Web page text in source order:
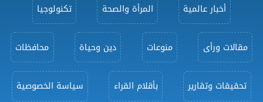
أخبار عالمية المرأة والصحة تكنولوجيا
مقالات ورأى منوعات دين وحياة محافظات
تحقيقات وتقارير بأقلام القراء سياسة الخصوصية